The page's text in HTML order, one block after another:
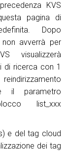
KVS
pagina di
Dopo
non avverrà per
visualizzerà
di ricerca con 1
il parametro
list_xxx
e del tag cloud
dei tag